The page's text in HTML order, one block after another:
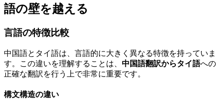
語の壁を越える
言語の特徴比較
中国語とタイ語は、言語的に大きく異なる特徴を持っていま
す。この違いを理解することは、 中国語翻訳からタイ語への
正確な翻訳を行う上で非常に重要です。
構文構造の違い